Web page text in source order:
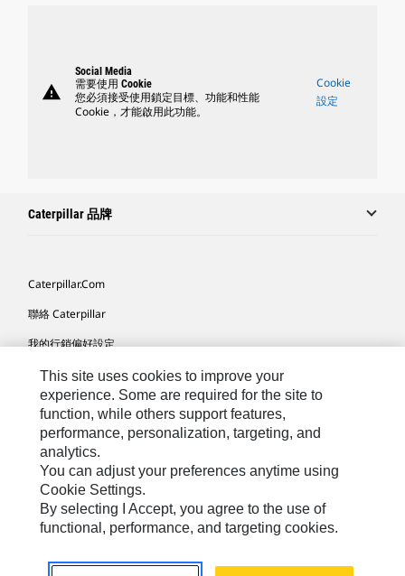
warning
Social Media
需要使用 Cookie
您必須接受使用鎖定目標、功能和性能
Cookie，才能啟用此功能。
Cookie
設定
Caterpillar 品牌
Caterpillar.com
聯絡 Caterpillar
我的行銷偏好設定
網站地圖
Cookie Settings
法律
隱私權
關於 Cat
TW - Chinese© 2026 Caterpillar. All Rights Reserved.
This site uses cookies to improve your
experience. Some are required for the site to
function, while others support features,
performance, personalization, targeting, and
analytics.
You can adjust your preferences anytime using
Cookie Settings.
By selecting I Accept, you agree to the use of
functional, performance, and targeting cookies.